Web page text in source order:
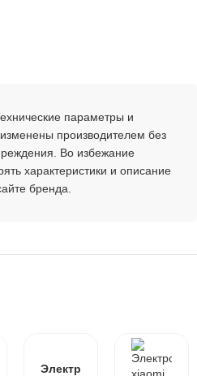
параметры и
производителем без
Во избежание
характеристики и описание
бренда.
Электр